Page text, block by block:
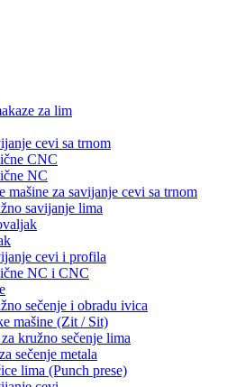
za lim
cevi sa trnom
CNC
NC
mašine za savijanje cevi sa trnom
savijanje lima
cevi i profila
NC i CNC
sečenje i obradu ivica
mašine (Zit / Sit)
kružno sečenje lima
sečenje metala
lima (Punch prese)